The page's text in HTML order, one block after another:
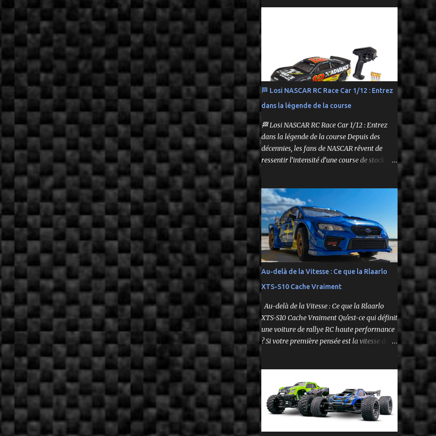
Carrosserie peinte et décorée Radio à volant
🏁 Losi NASCAR RC Race Car 1/12 : Entrez
dans la légende de la course
🏁 Losi NASCAR RC Race Car 1/12 : Entrez
dans la légende de la course Depuis des
décennies, les fans de NASCAR rêvent de
ressentir l’intensité d’une course de stock car
bolide pas comme les autres : une voiture de
course radiocommandée à l’échelle 1/12,
fidèle à l’univers NASCAR, prête à foncer sur
n’importe quelle surface plate. Voici le Losi
NASCAR RC Race Car , dans sa version Ryan
Blaney No. 12 Advance Auto Parts Ford
Mustang RTR 2025 .
Au-delà de la Vitesse : Ce que la Rlaarlo
XTS-S10 Cache Vraiment
Au-delà de la Vitesse : Ce que la Rlaarlo
XTS-S10 Cache Vraiment Qu'est-ce qui définit
une voiture de rallye RC haute performance
? Si votre première pensée est la vitesse de
pointe affichée sur la boîte, vous ne voyez
impressionnants se cachent souvent dans la
conception, les matériaux et la philosophie
du produit. Plongeons dans les aspects
surprenants qui font de cette machine bien